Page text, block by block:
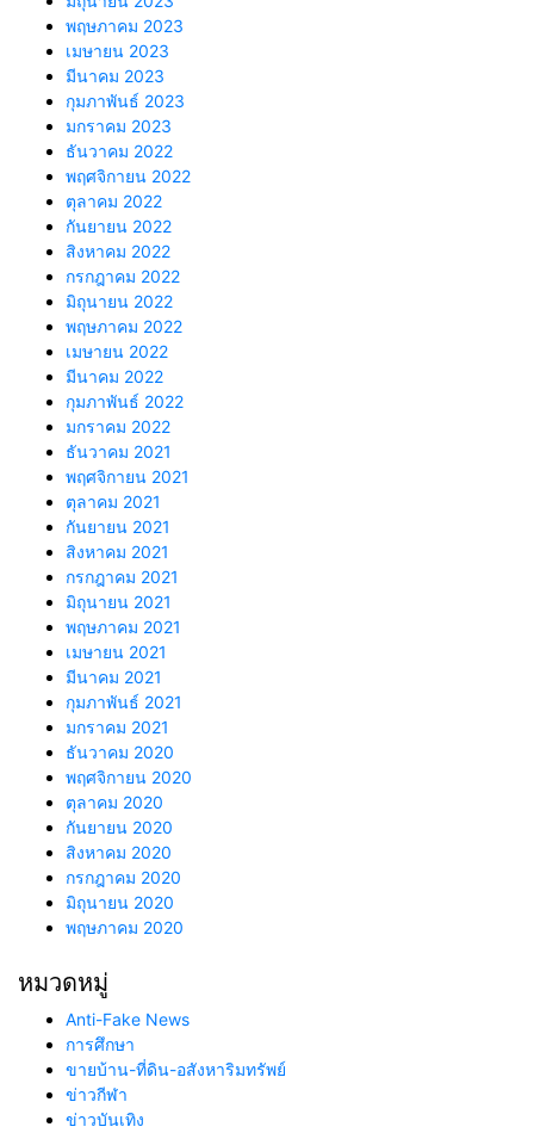
พฤษภาคม 2023
เมษายน 2023
มีนาคม 2023
กุมภาพันธ์ 2023
มกราคม 2023
ธันวาคม 2022
พฤศจิกายน 2022
ตุลาคม 2022
กันยายน 2022
สิงหาคม 2022
กรกฎาคม 2022
มิถุนายน 2022
พฤษภาคม 2022
เมษายน 2022
มีนาคม 2022
กุมภาพันธ์ 2022
มกราคม 2022
ธันวาคม 2021
พฤศจิกายน 2021
ตุลาคม 2021
กันยายน 2021
สิงหาคม 2021
กรกฎาคม 2021
มิถุนายน 2021
พฤษภาคม 2021
เมษายน 2021
มีนาคม 2021
กุมภาพันธ์ 2021
มกราคม 2021
ธันวาคม 2020
พฤศจิกายน 2020
ตุลาคม 2020
กันยายน 2020
สิงหาคม 2020
กรกฎาคม 2020
มิถุนายน 2020
พฤษภาคม 2020
หมวดหมู่
Anti-Fake News
การศึกษา
ขายบ้าน-ที่ดิน-อสังหาริมทรัพย์
ข่าวกีฬา
ข่าวบันเทิง